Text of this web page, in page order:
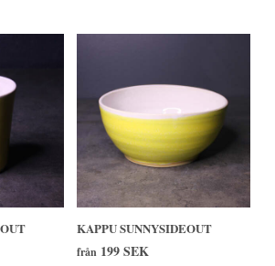
KAPPU SUNNYSIDEOUT
från 199 SEK